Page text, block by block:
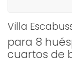
Villa
para 8
cuartos de